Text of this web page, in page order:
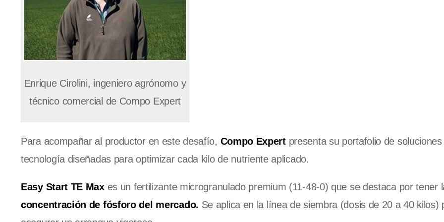
Enrique Cirolini, ingeniero agrónomo y
técnico comercial de Compo Expert
Para acompañar al productor en este desafío, Compo Expertpresenta su portafolio de
tecnología diseñadas para optimizar cada kilo de nutriente aplicado.
Easy Start TE Maxes un fertilizante microgranulado premium (11-48-0) que se destaca por tener
concentración de fósforo del mercado. Se aplica en la línea de siembra (dosis de 20 a 40 kilos)